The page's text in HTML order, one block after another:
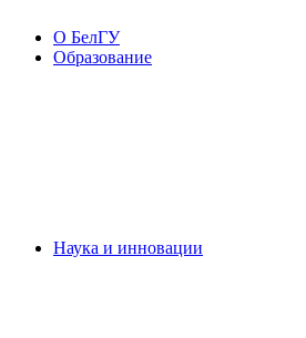
О БелГУ
Образование
Наука и инновации